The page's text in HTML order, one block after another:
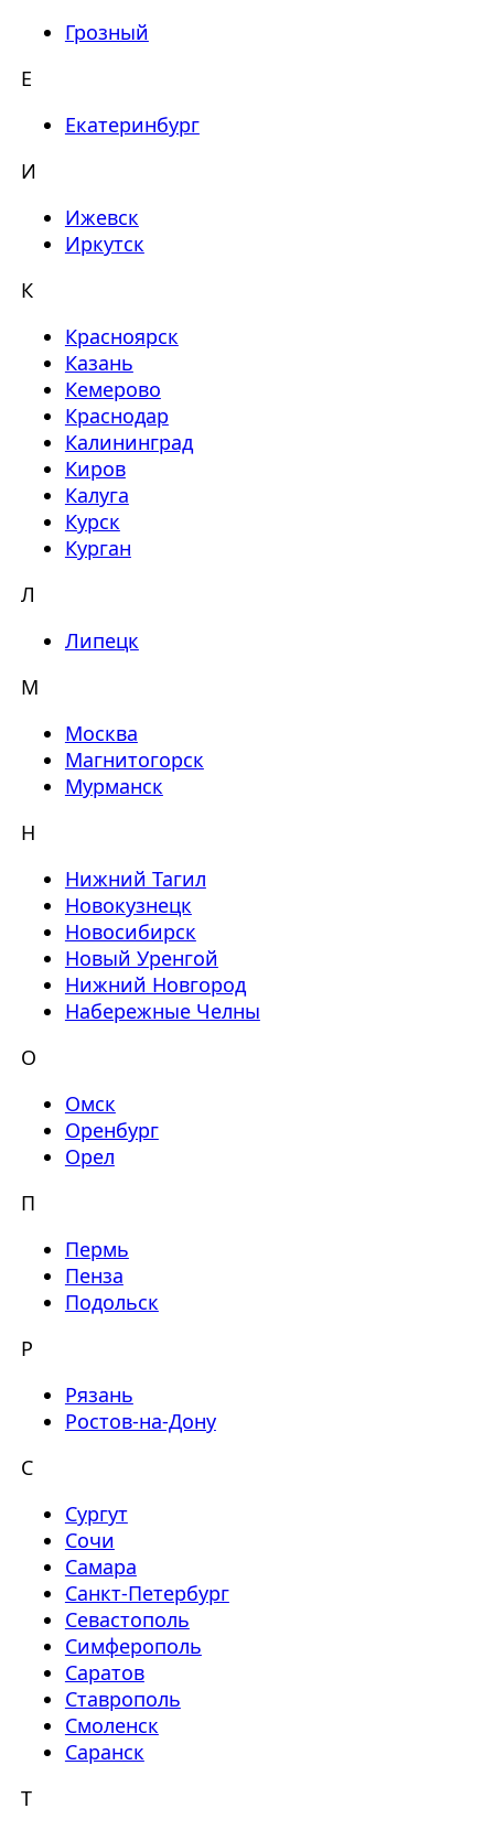
Грозный
Е
Екатеринбург
И
Ижевск
Иркутск
К
Красноярск
Казань
Кемерово
Краснодар
Калининград
Киров
Калуга
Курск
Курган
Л
Липецк
М
Москва
Магнитогорск
Мурманск
Н
Нижний Тагил
Новокузнецк
Новосибирск
Новый Уренгой
Нижний Новгород
Набережные Челны
О
Омск
Оренбург
Орел
П
Пермь
Пенза
Подольск
Р
Рязань
Ростов-на-Дону
С
Сургут
Сочи
Самара
Санкт-Петербург
Севастополь
Симферополь
Саратов
Ставрополь
Смоленск
Саранск
Т